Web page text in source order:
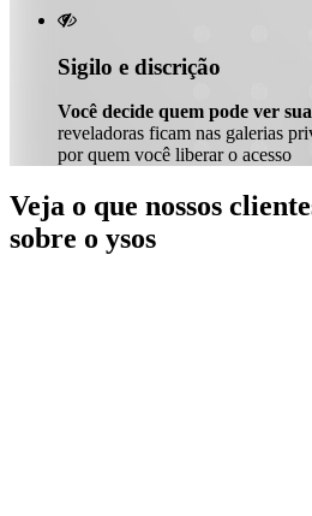

Sigilo e discrição
Você decide quem pode ver
reveladoras ficam nas galerias
por quem você liberar o acesso
Veja o que nossos
sobre o ysos